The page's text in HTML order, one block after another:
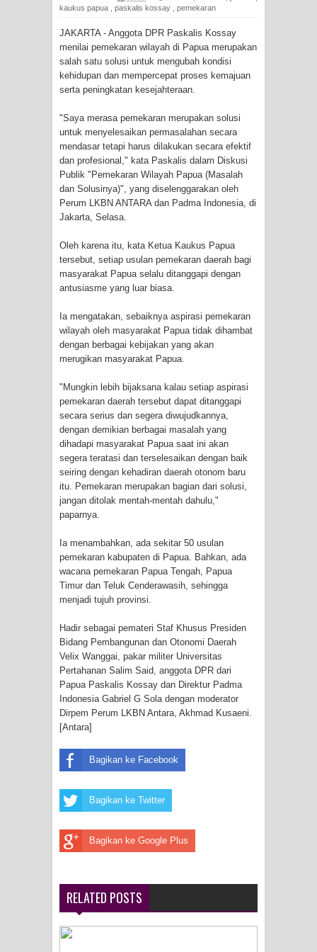
Jalani Sidang BP4R di Jayapura
Kapolresta Jayapura Kota
Mengapresiasi Antusiasme Warga
Saat Nonton Bareng Final Piala Dunia
2026 di Lapangan Karang PTC Entrop
Kebakaran Hanguskan Satu Rumah
Profil Lengkap Papua Barat, Bumi
Cenderawasih di Ujung Barat Papua
Profil Lengkap Provinsi Papua, Bumi
Cenderawasih di Ujung Timur
Profil Lengkap Aceh, Provinsi
Istimewa di Ujung Sumatera
Lima Rumah Pribadi Terbakar Di
Hamadi Jayapura Selatan
Imbau Waspada Susulan
Mama-Mama Pasar Lama Sentani
Menghambur ke Tengah Jalan
Polres Jayapura Terima Laporan
Hilangnya Agustina Ester Bonsapia
Papua Siapkan 1000 Kuota Beasiswa
Mace
Polda Papua pada Peringatan Hari
Bhayangkara ke-80
kaukus papua
paskalis kossay pemekaran
JAKARTA - Anggota DPR Paskalis Kossay
menilai pemekaran wilayah di Papua merupakan
salah satu solusi untuk mengubah kondisi
kehidupan dan mempercepat proses kemajuan
serta peningkatan kesejahteraan.
"Saya merasa pemekaran merupakan solusi
untuk menyelesaikan permasalahan secara
mendasar tetapi harus dilakukan secara efektif
dan profesional," kata Paskalis dalam Diskusi
Publik "Pemekaran Wilayah Papua (Masalah
dan Solusinya)", yang diselenggarakan oleh
Perum LKBN ANTARA dan Padma Indonesia, di
Jakarta, Selasa.
Oleh karena itu, kata Ketua Kaukus Papua
tersebut, setiap usulan pemekaran daerah bagi
masyarakat Papua selalu ditanggapi dengan
antusiasme yang luar biasa.
Ia mengatakan, sebaiknya aspirasi pemekaran
wilayah oleh masyarakat Papua tidak dihambat
dengan berbagai kebijakan yang akan
merugikan masyarakat Papua.
"Mungkin lebih bijaksana kalau setiap aspirasi
pemekaran daerah tersebut dapat ditanggapi
secara serius dan segera diwujudkannya,
dengan demikian berbagai masalah yang
dihadapi masyarakat Papua saat ini akan
segera teratasi dan terselesaikan dengan baik
seiring dengan kehadiran daerah otonom baru
itu. Pemekaran merupakan bagian dari solusi,
jangan ditolak mentah-mentah dahulu,"
paparnya.
Ia menambahkan, ada sekitar 50 usulan
pemekaran kabupaten di Papua. Bahkan, ada
wacana pemekaran Papua Tengah, Papua
Timur dan Teluk Cenderawasih, sehingga
menjadi tujuh provinsi.
Hadir sebagai pemateri Staf Khusus Presiden
Bidang Pembangunan dan Otonomi Daerah
Velix Wanggai, pakar militer Universitas
Pertahanan Salim Said, anggota DPR dari
Papua Paskalis Kossay dan Direktur Padma
Indonesia Gabriel G Sola dengan moderator
Dirpem Perum LKBN Antara, Akhmad Kusaeni.
[Antara]
Bagikan ke Facebook
Bagikan ke Twitter
Bagikan ke Google Plus
RELATED POSTS